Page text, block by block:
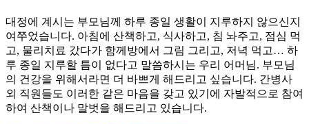
대정에 계시는 부모님께 하루 종일 생활이 지루하지 않으신지
여쭈었습니다. 아침에 산책하고, 식사하고, 침 놔주고, 점심 먹
고, 물리치료 갔다가 함께방에서 그림 그리고, 저녁 먹고… 하
루 종일 지루할 틈이 없다고 말씀하시는 우리 어머님. 부모님
의 건강을 위해서라면 더 바쁘게 해드리고 싶습니다. 간병사
외 직원들도 이러한 같은 마음을 갖고 있기에 자발적으로 참여
하여 산책이나 말벗을 해드리고 있습니다.